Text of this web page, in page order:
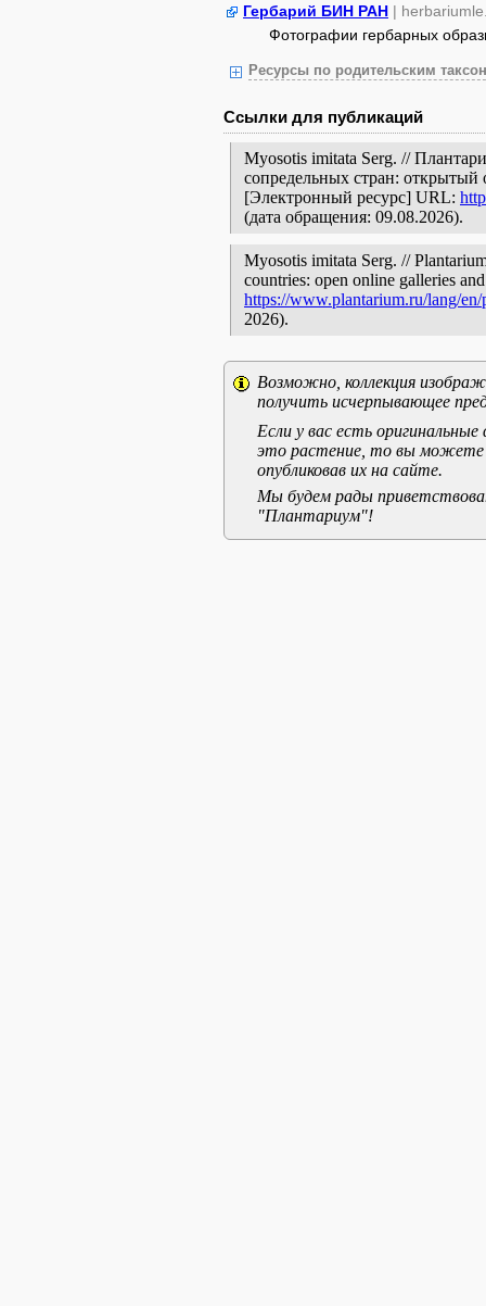
Гербарий БИН РАН |
Фотографии гербарных
Ресурсы по родительским
Ссылки для публикаций
Myosotis imitata Serg. //
сопредельных стран: открытый
[Электронный ресурс] URL:
(дата обращения: 09.08.2026).
Myosotis imitata Serg. //
countries: open online galleries
https://www.plantarium.ru/lang/
2026).
Возможно, коллекция
получить исчерпывающее
Если у вас есть
это растение, то вы можете
опубликовав их на сайте.
Мы будем рады
"Плантариум"!